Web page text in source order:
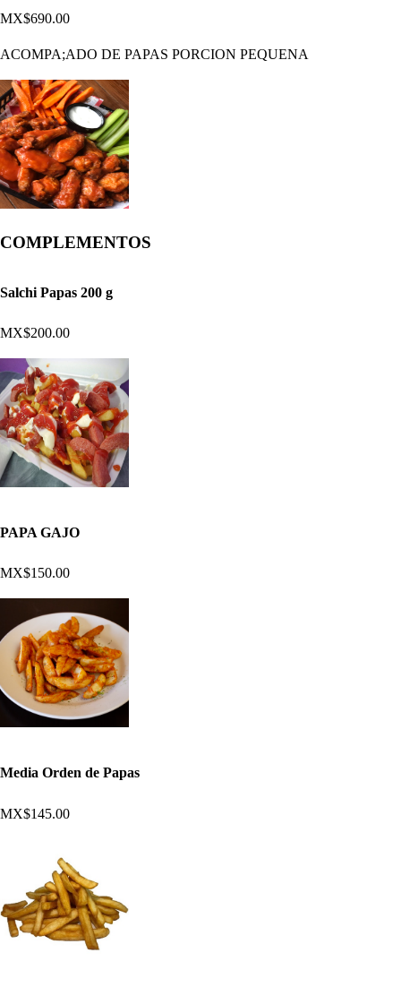
MX$690.00
ACOMPA;ADO DE PAPAS PORCION PEQUENA
COMPLEMENTOS
Salchi Papas 200 g
MX$200.00
PAPA GAJO
MX$150.00
Media Orden de Papas
MX$145.00